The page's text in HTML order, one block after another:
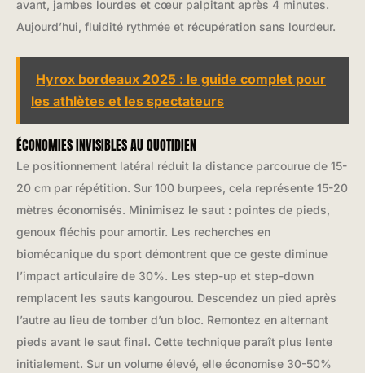
avant, jambes lourdes et cœur palpitant après 4 minutes.
Aujourd’hui, fluidité rythmée et récupération sans lourdeur.
Hyrox bordeaux 2025 : le guide complet pour
les athlètes et les spectateurs
ÉCONOMIES INVISIBLES AU QUOTIDIEN
Le positionnement latéral réduit la distance parcourue de 15-
20 cm par répétition. Sur 100 burpees, cela représente 15-20
mètres économisés. Minimisez le saut : pointes de pieds,
genoux fléchis pour amortir. Les recherches en
biomécanique du sport démontrent que ce geste diminue
l’impact articulaire de 30%. Les step-up et step-down
remplacent les sauts kangourou. Descendez un pied après
l’autre au lieu de tomber d’un bloc. Remontez en alternant
pieds avant le saut final. Cette technique paraît plus lente
initialement. Sur un volume élevé, elle économise 30-50%